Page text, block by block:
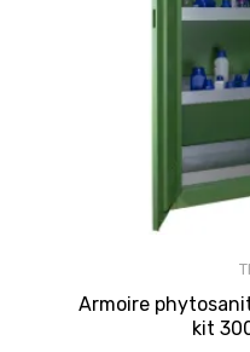
Armoire
kit